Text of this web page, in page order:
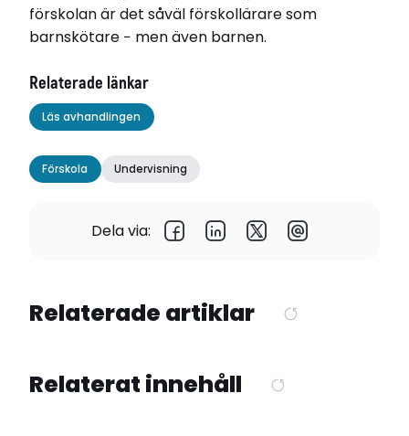
förskolan är det såväl förskollärare som
barnskötare − men även barnen.
Relaterade länkar
Läs avhandlingen
Förskola Undervisning
Dela via:
Relaterade artiklar
Relaterat innehåll